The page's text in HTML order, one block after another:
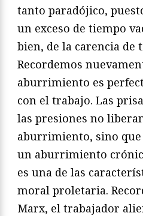
tanto paradójico,
un exceso de tiempo
bien, de la carencia de
Recordemos
aburrimiento es
con el trabajo. Las
las presiones no
aburrimiento, sino
un aburrimiento
es una de las
moral proletaria.
Marx, el trabajador